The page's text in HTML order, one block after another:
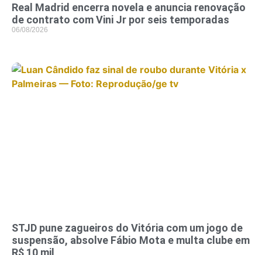
Real Madrid encerra novela e anuncia renovação
de contrato com Vini Jr por seis temporadas
06/08/2026
STJD pune zagueiros do Vitória com um jogo de
suspensão, absolve Fábio Mota e multa clube em
R$ 10 mil